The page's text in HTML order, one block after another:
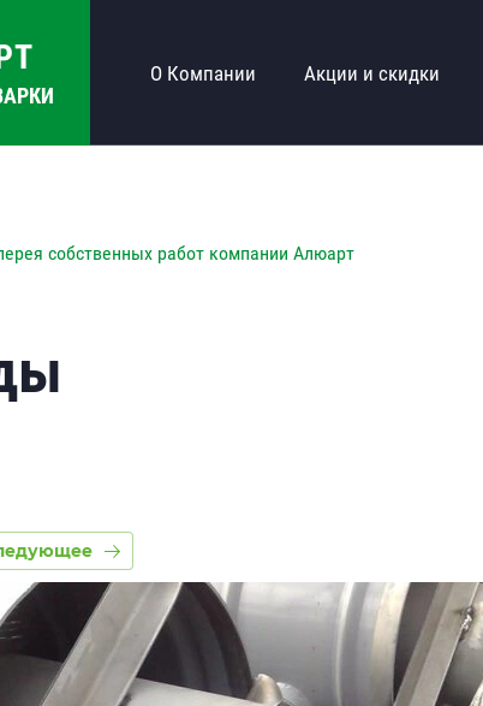
О Компании Акции и скидки
собственных работ компании Алюарт